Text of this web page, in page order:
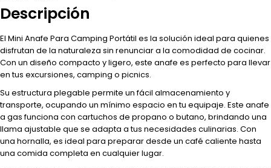
Descripción
El Mini Anafe Para Camping Portátil es la solución ideal para quienes
disfrutan de la naturaleza sin renunciar a la comodidad de cocinar.
Con un diseño compacto y ligero, este anafe es perfecto para llevar
en tus excursiones, camping o picnics.
Su estructura plegable permite un fácil almacenamiento y
transporte, ocupando un mínimo espacio en tu equipaje. Este anafe
a gas funciona con cartuchos de propano o butano, brindando una
llama ajustable que se adapta a tus necesidades culinarias. Con
una hornalla, es ideal para preparar desde un café caliente hasta
una comida completa en cualquier lugar.